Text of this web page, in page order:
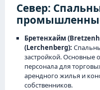
Север:
Бретенхайм
(Lerchenberg):
застройкой.
персонала для
арендного жилья и
собственников.